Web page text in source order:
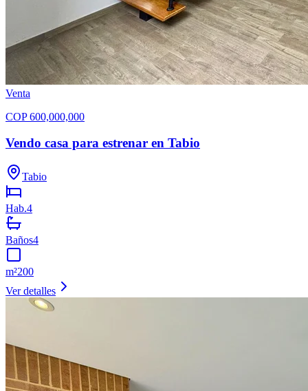
Venta
COP 600,000,000
Vendo casa para estrenar en Tabio
Tabio
Hab.4
Baños4
m²200
Ver detalles